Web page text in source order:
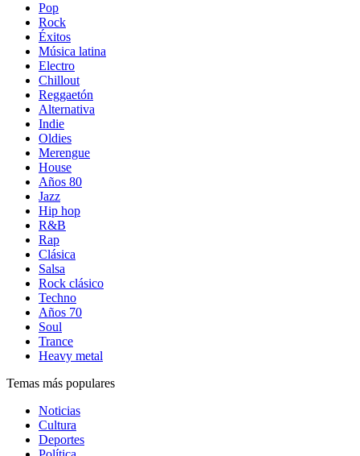
Pop
Rock
Éxitos
Música latina
Electro
Chillout
Reggaetón
Alternativa
Indie
Oldies
Merengue
House
Años 80
Jazz
Hip hop
R&B
Rap
Clásica
Salsa
Rock clásico
Techno
Años 70
Soul
Trance
Heavy metal
Temas más populares
Noticias
Cultura
Deportes